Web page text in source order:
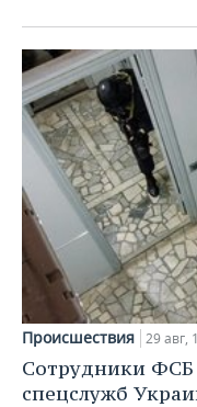
Происшествия 29 авг,
Сотрудники ФСБ
спецслужб